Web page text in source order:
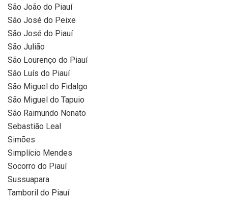
São João do Piauí
São José do Peixe
São José do Piauí
São Julião
São Lourenço do Piauí
São Luís do Piauí
São Miguel do Fidalgo
São Miguel do Tapuio
São Raimundo Nonato
Sebastião Leal
Simões
Simplício Mendes
Socorro do Piauí
Sussuapara
Tamboril do Piauí